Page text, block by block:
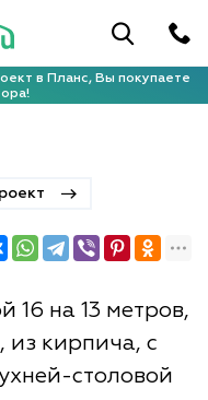
в Планс, Вы покупаете
16 на 13 метров,
, из кирпича, с
столовой